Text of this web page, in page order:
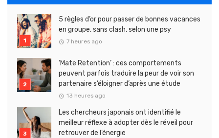
5 règles d’or pour passer de bonnes vacances
en groupe, sans clash, selon une psy
7 heures ago
‘Mate Retention’ : ces comportements
peuvent parfois traduire la peur de voir son
partenaire s’éloigner d’après une étude
13 heures ago
Les chercheurs japonais ont identifié le
meilleur réflexe à adopter dès le réveil pour
retrouver de l’énergie